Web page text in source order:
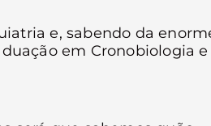
e, sabendo da
em Cronobiologia e